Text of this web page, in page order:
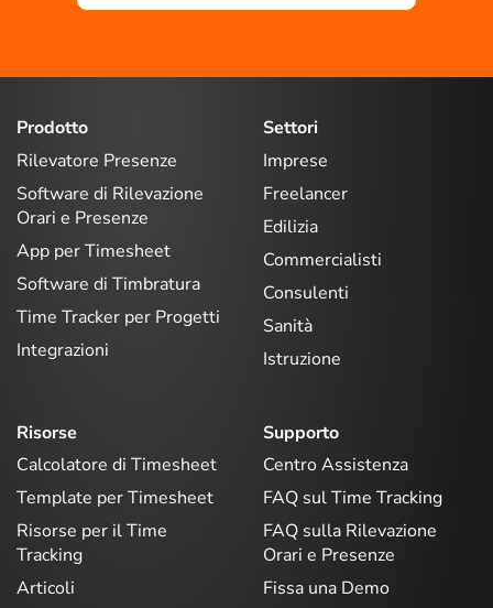
Prodotto
Rilevatore Presenze
Software di Rilevazione
Orari e Presenze
App per Timesheet
Software di Timbratura
Time Tracker per Progetti
Integrazioni
Settori
Imprese
Freelancer
Edilizia
Commercialisti
Consulenti
Sanità
Istruzione
Risorse
Calcolatore di Timesheet
Template per Timesheet
Risorse per il Time
Tracking
Articoli
Supporto
Centro Assistenza
FAQ sul Time Tracking
FAQ sulla Rilevazione
Orari e Presenze
Fissa una Demo